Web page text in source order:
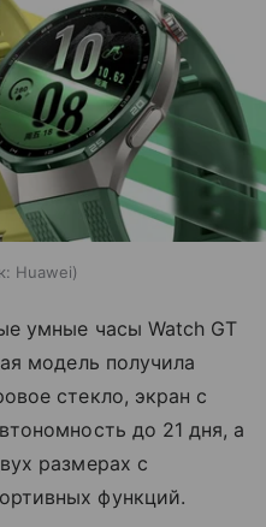
Huawei
умные часы Watch GT
модель получила
стекло, экран с
до 21 дня, а
размерах с
функций.